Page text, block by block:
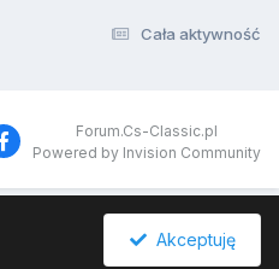
Cała aktywność
Forum.Cs-Classic.pl
Powered by Invision Community
Akceptuję